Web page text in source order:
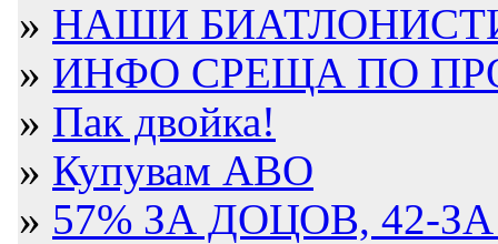
» НАШИ
» ИНФО СРЕЩА ПО
» Пак двойка!
» Купувам АВО
» 57% ЗА ДОЦОВ, 42-